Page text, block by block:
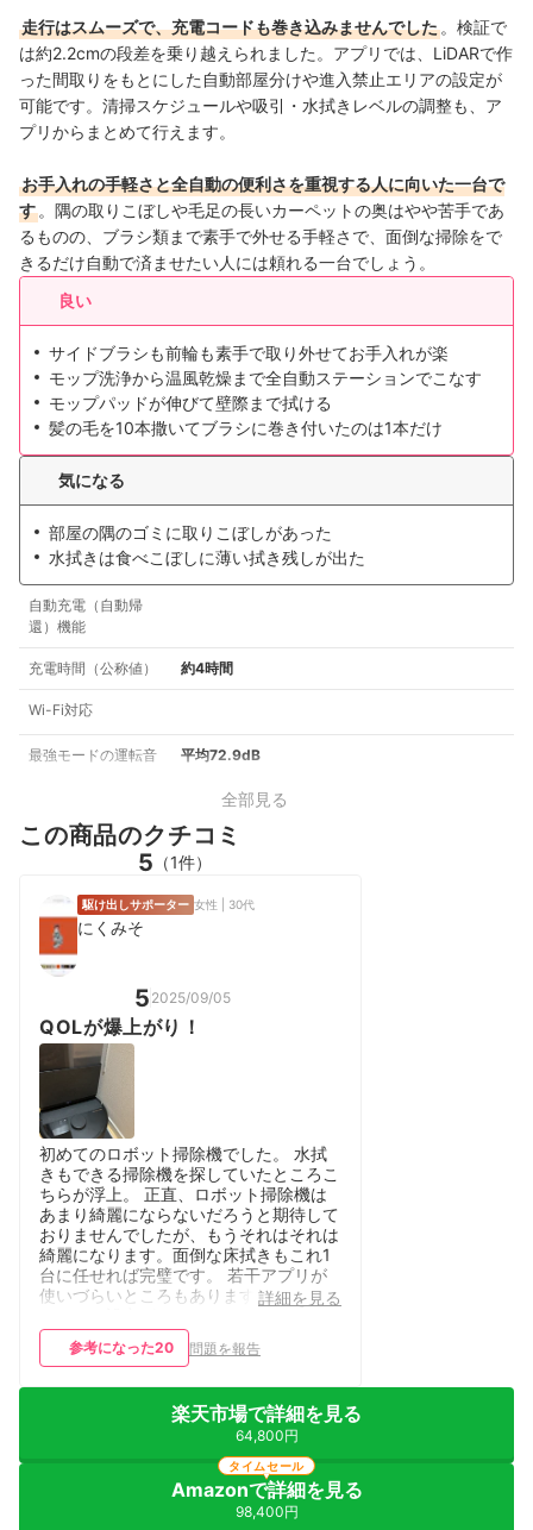
走行はスムーズで、充電コードも巻き込みませんでした 。検証で
は約2.2cmの段差を乗り越えられました。アプリでは、LiDARで作
った間取りをもとにした自動部屋分けや進入禁止エリアの設定が
可能です。清掃スケジュールや吸引・水拭きレベルの調整も、ア
プリからまとめて行えます。
お手入れの手軽さと全自動の便利さを重視する人に向いた一台で
す 。隅の取りこぼしや毛足の長いカーペットの奥はやや苦手であ
るものの、ブラシ類まで素手で外せる手軽さで、面倒な掃除をで
きるだけ自動で済ませたい人には頼れる一台でしょう。
良い
サイドブラシも前輪も素手で取り外せてお手入れが楽
モップ洗浄から温風乾燥まで全自動ステーションでこなす
モップパッドが伸びて壁際まで拭ける
髪の毛を10本撒いてブラシに巻き付いたのは1本だけ
気になる
部屋の隅のゴミに取りこぼしがあった
水拭きは食べこぼしに薄い拭き残しが出た
自動充電（自動帰
還）機能
充電時間（公称値） 約4時間
Wi-Fi対応
最強モードの運転音 平均72.9dB
全部見る
この商品のクチコミ
5 （1件）
駆け出しサポーター 女性 | 30代
にくみそ
5 2025/09/05
QOLが爆上がり！
初めてのロボット掃除機でした。 水拭
きもできる掃除機を探していたところこ
ちらが浮上。 正直、ロボット掃除機は
あまり綺麗にならないだろうと期待して
おりませんでしたが、もうそれはそれは
綺麗になります。面倒な床拭きもこれ1
台に任せれば完璧です。 若干アプリが
使いづらいところもあります。 （ルー
詳細を見る
参考になった20 問題を報告
楽天市場で詳細を見る
64,800円
Amazonで詳細を見る
98,400円
タイムセール